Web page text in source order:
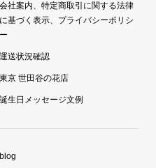
会社案内、特定商取引に関する法律
に基づく表示、プライバシーポリシ
ー
運送状況確認
東京 世田谷の花店
誕生日メッセージ文例
blog